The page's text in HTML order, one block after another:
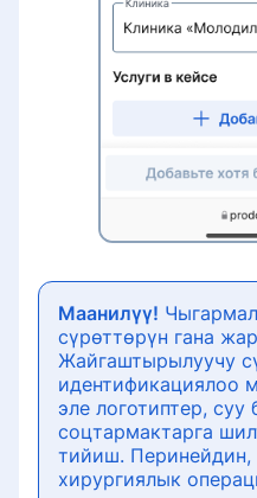
Маанилүү!
сүрөттөрүн гана
Жайгаштырылуучу
идентификациялоо
эле логотиптер, суу
соцтармактарга
тийиш.
хирургиялык